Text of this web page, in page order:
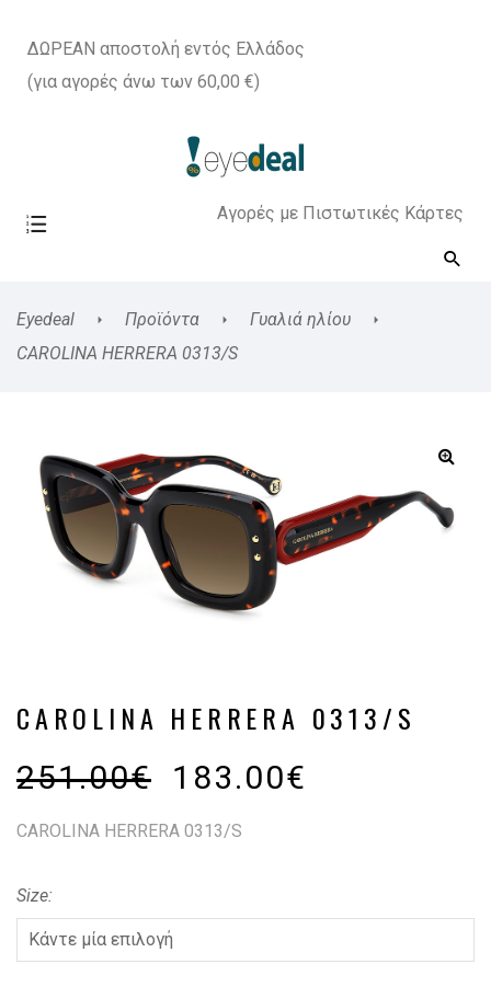
ΔΩΡΕΑΝ αποστολή εντός Ελλάδος
(για αγορές άνω των 60,00 €)
Αγορές με Πιστωτικές Κάρτες
Eyedeal Προϊόντα
Γυαλιά ηλίου
CAROLINA HERRERA 0313/S
CAROLINA HERRERA 0313/S
251.00€ 183.00€
CAROLINA HERRERA 0313/S
Size